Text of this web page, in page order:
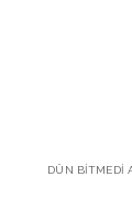
DÜN BITMEDI